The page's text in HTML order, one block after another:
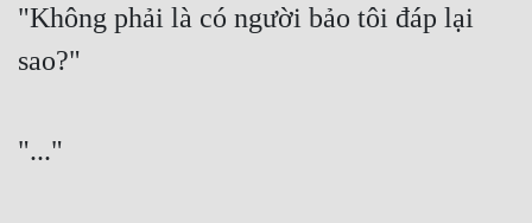
"Không phải là có người bảo tôi đáp lại
sao?"
"..."